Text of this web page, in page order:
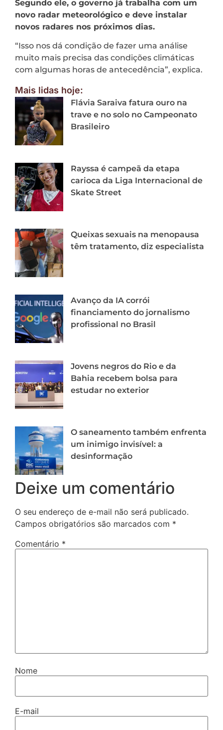
Segundo ele, o governo já trabalha com um
novo radar meteorológico e deve instalar
novos radares nos próximos dias.
“Isso nos dá condição de fazer uma análise
muito mais precisa das condições climáticas
com algumas horas de antecedência”, explica.
Mais lidas hoje:
Flávia Saraiva fatura ouro na
trave e no solo no Campeonato
Brasileiro
Rayssa é campeã da etapa
carioca da Liga Internacional de
Skate Street
Queixas sexuais na menopausa
têm tratamento, diz especialista
Avanço da IA corrói
financiamento do jornalismo
profissional no Brasil
Jovens negros do Rio e da
Bahia recebem bolsa para
estudar no exterior
O saneamento também enfrenta
um inimigo invisível: a
desinformação
Deixe um comentário
O seu endereço de e-mail não será publicado.
Campos obrigatórios são marcados com *
Comentário *
Nome
E-mail